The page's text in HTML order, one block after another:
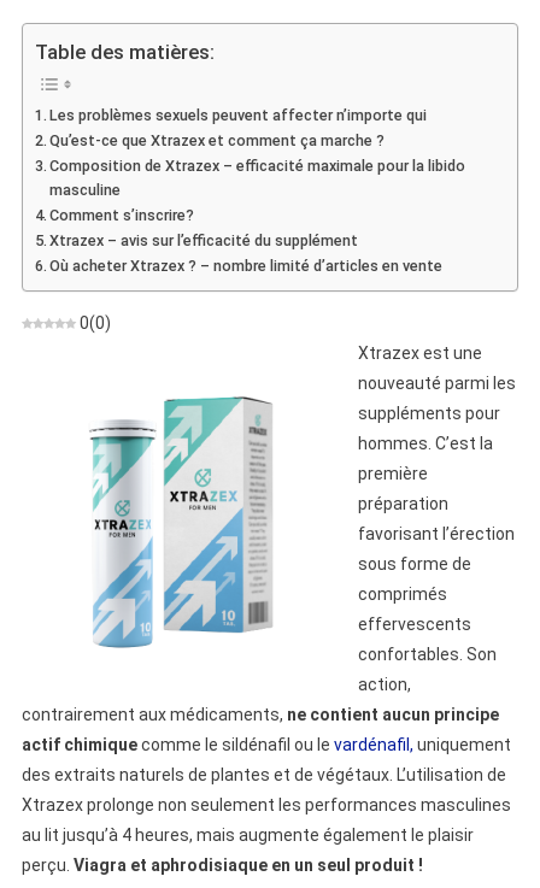
De
Puissance?
En
Vente
Table des matières:
Les problèmes sexuels peuvent affecter n’importe qui
Qu’est-ce que Xtrazex et comment ça marche ?
Composition de Xtrazex – efficacité maximale pour la libido
masculine
Comment s’inscrire?
Xtrazex – avis sur l’efficacité du supplément
Où acheter Xtrazex ? – nombre limité d’articles en vente
0(0)
Xtrazex est une
nouveauté parmi les
suppléments pour
hommes. C’est la
première
préparation
favorisant l’érection
sous forme de
comprimés
effervescents
confortables. Son
action,
contrairement aux médicaments, ne contient aucun principe
actif chimiquecomme le sildénafil ou le vardénafil, uniquement
des extraits naturels de plantes et de végétaux. L’utilisation de
Xtrazex prolonge non seulement les performances masculines
au lit jusqu’à 4 heures, mais augmente également le plaisir
perçu. Viagra et aphrodisiaque en un seul produit !